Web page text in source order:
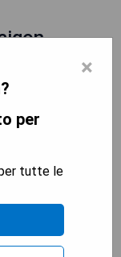
×
per
tutte le